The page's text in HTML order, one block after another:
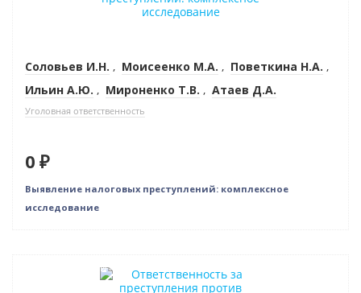
Соловьев И.Н. , Моисеенко М.А. , Поветкина Н.А. ,
Ильин А.Ю. , Мироненко Т.В. , Атаев Д.А.
Уголовная ответственность
0 ₽
Выявление налоговых преступлений: комплексное
исследование
Нет в наличии